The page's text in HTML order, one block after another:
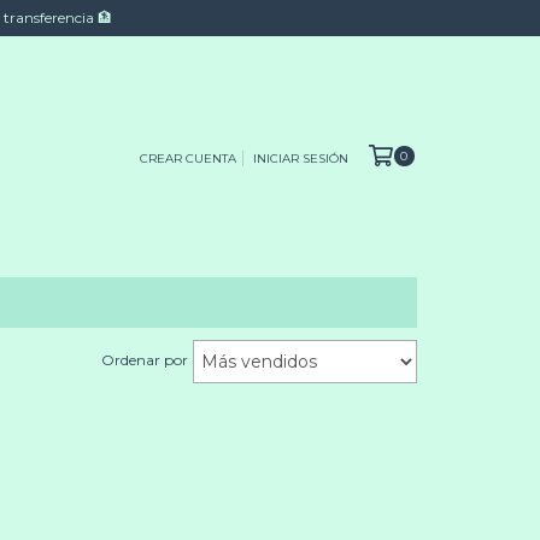
🏦
CREAR CUENTA INICIAR SESIÓN 0
Ordenar por